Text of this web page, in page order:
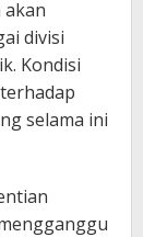
divisi
Kondisi
selama ini